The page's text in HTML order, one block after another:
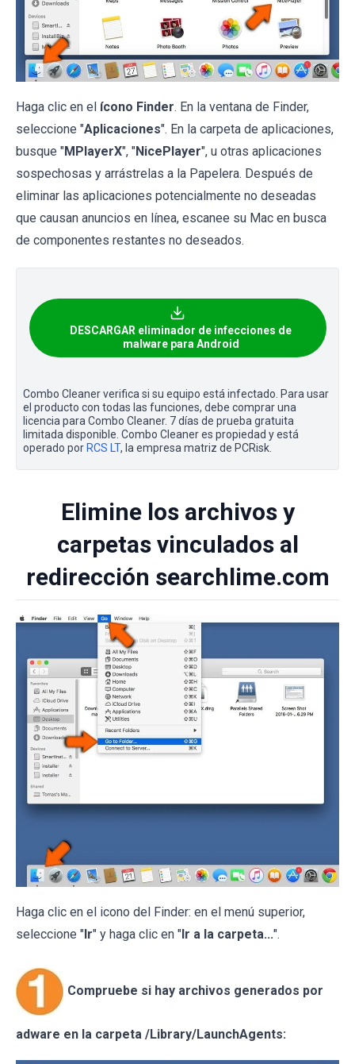
Haga clic en el ícono Finder. En la ventana de Finder,
seleccione "Aplicaciones". En la carpeta de aplicaciones,
busque "MPlayerX", "NicePlayer", u otras aplicaciones
sospechosas y arrástrelas a la Papelera. Después de
eliminar las aplicaciones potencialmente no deseadas
que causan anuncios en línea, escanee su Mac en busca
de componentes restantes no deseados.
DESCARGAR eliminador de infecciones de
malware para Android
Combo Cleaner verifica si su equipo está infectado. Para usar
el producto con todas las funciones, debe comprar una
licencia para Combo Cleaner. 7 días de prueba gratuita
limitada disponible. Combo Cleaner es propiedad y está
operado por RCS LT, la empresa matriz de PCRisk.
Elimine los archivos y
carpetas vinculados al
redirección searchlime.com
Haga clic en el icono del Finder: en el menú superior,
seleccione "Ir" y haga clic en "Ir a la carpeta...".
Compruebe si hay archivos generados por
adware en la carpeta /Library/LaunchAgents: